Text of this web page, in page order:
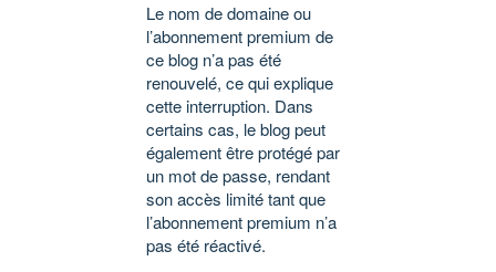
Le nom de domaine ou
l’abonnement premium de
ce blog n’a pas été
renouvelé, ce qui explique
cette interruption. Dans
certains cas, le blog peut
également être protégé par
un mot de passe, rendant
son accès limité tant que
l’abonnement premium n’a
pas été réactivé.